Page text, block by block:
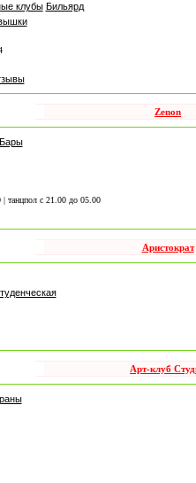
клубы Бильярд
Zenon
Бары
танцпол с 21.00 до 05.00
Аристократ
Арт-клуб